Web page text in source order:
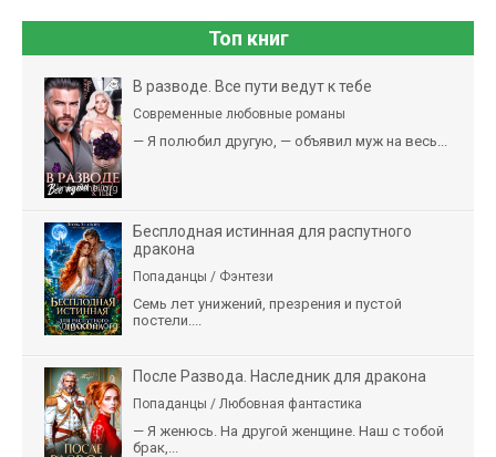
Топ книг
В разводе. Все пути ведут к тебе
Современные любовные романы
— Я полюбил другую, — объявил муж на весь...
Бесплодная истинная для распутного
дракона
Попаданцы / Фэнтези
Семь лет унижений, презрения и пустой
постели....
После Развода. Наследник для дракона
Попаданцы / Любовная фантастика
— Я женюсь. На другой женщине. Наш с тобой
брак,...